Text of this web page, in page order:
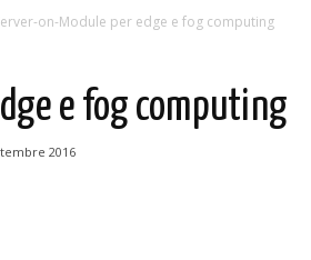
on-Module per edge e fog computing
e fog computing
2016